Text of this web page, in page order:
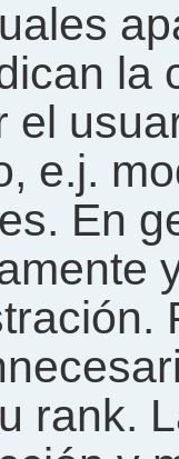
la
el
e.j.
En
rank.